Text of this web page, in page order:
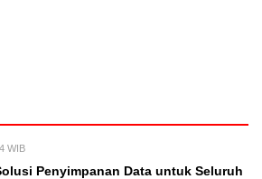
WIB
Penyimpanan Data untuk Seluruh